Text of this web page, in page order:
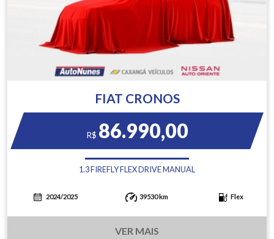
FIAT CRONOS
R$ 86.990,00
1.3 FIREFLY FLEX DRIVE MANUAL
2024/2025 39530 km Flex
VER MAIS